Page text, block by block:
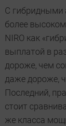
С гибридными
более
NIRO как
выплатой в
дороже, чем
даже дороже,
Последний,
стоит
же класса